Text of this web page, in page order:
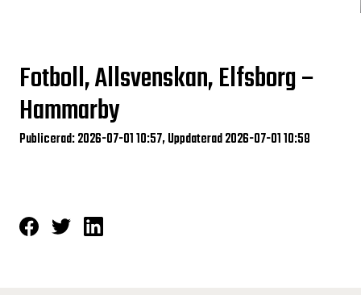
Fotboll, Allsvenskan, Elfsborg –
Hammarby
Publicerad: 2026-07-01 10:57, Uppdaterad 2026-07-01 10:58